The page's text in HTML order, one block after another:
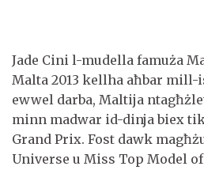
Jade Cini l-mudella famuża
Malta 2013 kellha aħbar mill-
ewwel darba, Maltija
minn madwar id-dinja biex
Grand Prix. Fost dawk
Universe u Miss Top Model